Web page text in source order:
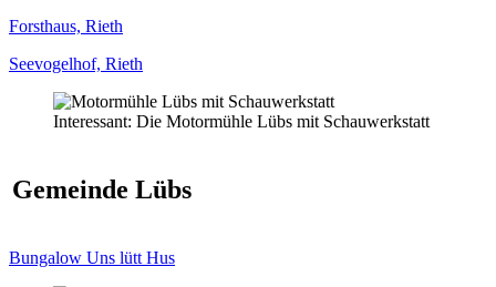
Forsthaus, Rieth
Seevogelhof, Rieth
Interessant: Die Motormühle Lübs mit Schauwerkstatt
Gemeinde Lübs
Bungalow Uns lütt Hus